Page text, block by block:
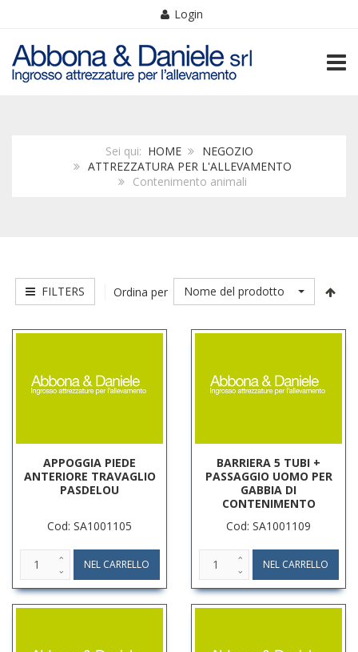
Login
Sei qui: HOME
NEGOZIO
ATTREZZATURA PER L'ALLEVAMENTO
Contenimento animali
FILTERS Ordina per Nome del prodotto
APPOGGIA PIEDE
ANTERIORE TRAVAGLIO
PASDELOU
Cod: SA1001105
BARRIERA 5 TUBI +
PASSAGGIO UOMO PER
GABBIA DI
CONTENIMENTO
Cod: SA1001109